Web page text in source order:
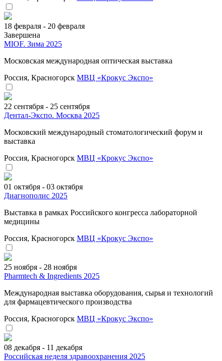
18 февраля - 20 февраля
Завершена
MIOF. Зима 2025
Московская международная оптическая выставка
Россия, Красногорск МВЦ «Крокус Экспо»
22 сентября - 25 сентября
Дентал-Экспо. Москва 2025
Московский международный стоматологический форум и
выставка
Россия, Красногорск МВЦ «Крокус Экспо»
01 октября - 03 октября
Диагнополис 2025
Выставка в рамках Российского конгресса лабораторной
медицины
Россия, Красногорск МВЦ «Крокус Экспо»
25 ноября - 28 ноября
Pharmtech & Ingredients 2025
Международная выставка оборудования, сырья и технологий
для фармацевтического производства
Россия, Красногорск МВЦ «Крокус Экспо»
08 декабря - 11 декабря
Российская неделя здравоохранения 2025